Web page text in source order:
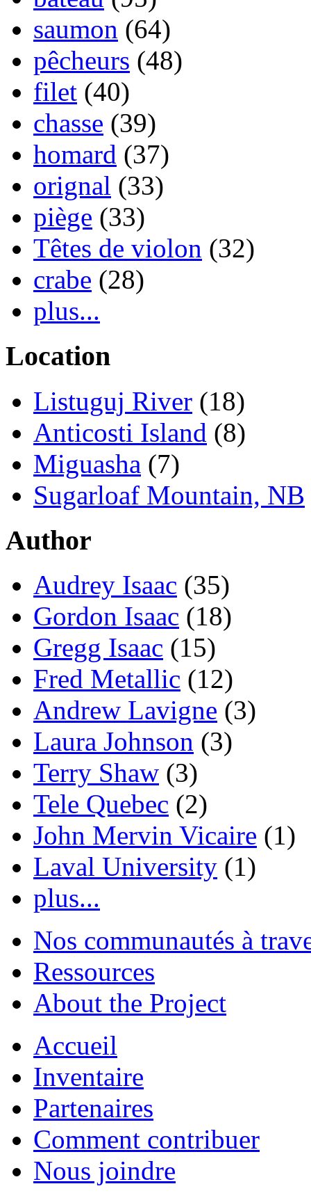
saumon (64)
pêcheurs (48)
filet (40)
chasse (39)
homard (37)
orignal (33)
piège (33)
Têtes de violon (32)
crabe (28)
plus...
Location
Listuguj River (18)
Anticosti Island (8)
Miguasha (7)
Sugarloaf Mountain, NB
Author
Audrey Isaac (35)
Gordon Isaac (18)
Gregg Isaac (15)
Fred Metallic (12)
Andrew Lavigne (3)
Laura Johnson (3)
Terry Shaw (3)
Tele Quebec (2)
John Mervin Vicaire (1)
Laval University (1)
plus...
Nos communautés à
Ressources
About the Project
Accueil
Inventaire
Partenaires
Comment contribuer
Nous joindre